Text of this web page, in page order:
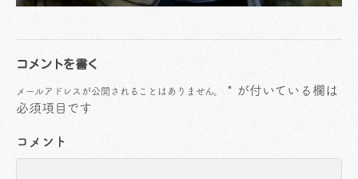
コメントを書く
メールアドレスが公開されることはありません。 * が付いている欄は
必須項目です
コメント